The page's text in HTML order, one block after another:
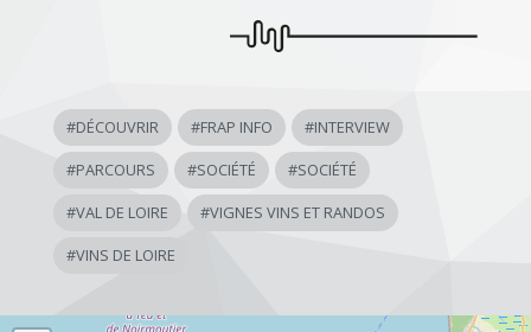
#DÉCOUVRIR #FRAP INFO #INTERVIEW
#PARCOURS #SOCIÉTÉ #SOCIÉTÉ
#VAL DE LOIRE #VIGNES VINS ET RANDOS
#VINS DE LOIRE